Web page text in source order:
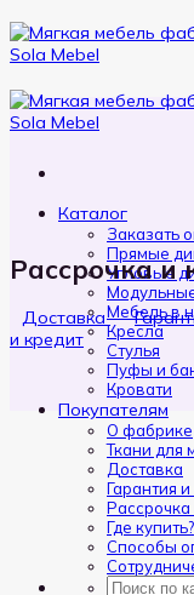
Пропустить
Каталог
Заказать
Прямые
Угловые
Мебель в
Кресла
Стулья
Пуфы и
Кровати
Покупателям
О фабрике
Ткани для
Доставка
Гарантия
Рассрочка
Где купить?
Способы
Искать:
Рассрочка и
Доставка
и кредит